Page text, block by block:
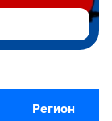
Регион